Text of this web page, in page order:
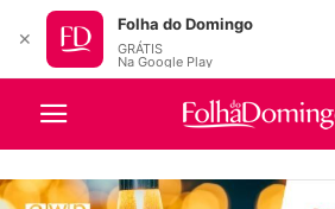
✕
Folha do Domingo
GRÁTIS
Na Google Play